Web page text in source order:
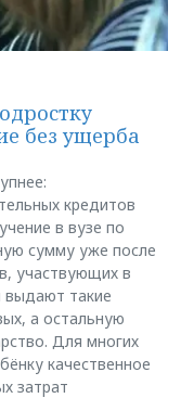
без ущерба
кредитов
в вузе по
сумму уже после
участвующих в
такие
а остальную
Для многих
качественное
затрат